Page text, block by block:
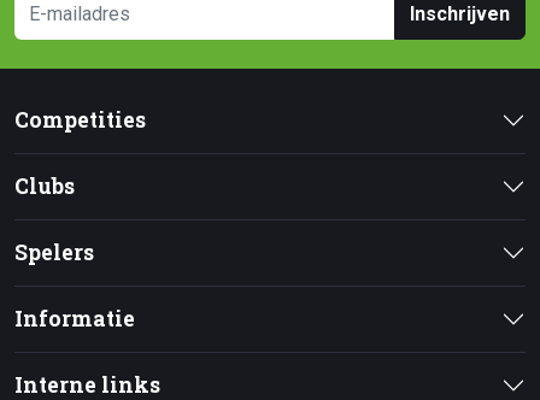
Inschrijven
Competities
Clubs
Spelers
Informatie
Interne links